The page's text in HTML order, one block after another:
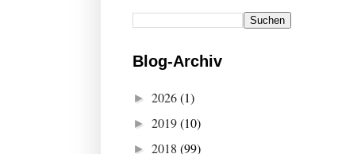
Blog-Archiv
► 2026(1)
► 2019(10)
► 2018 (99)